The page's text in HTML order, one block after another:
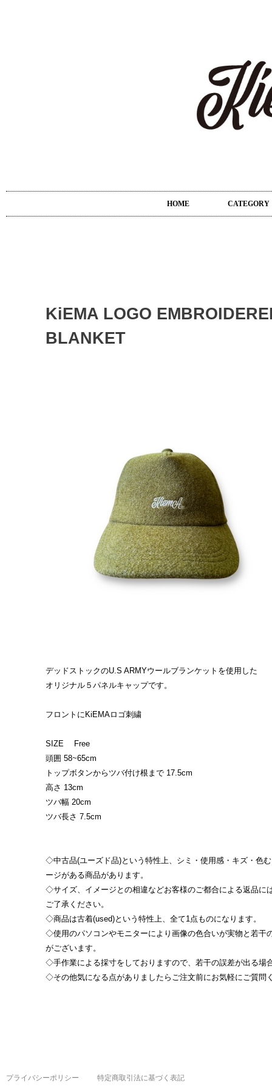
HOME CATEGORY
KiEMA LOGO
BLANKET
デッドストックのU.S ARMYウールブランケットを使用した
オリジナル５パネルキャップです。
フロントにKiEMAロゴ刺繍
SIZE Free
頭囲 58~65cm
トップボタンからツバ付け根まで 17.5cm
高さ 13cm
ツバ幅 20cm
ツバ長さ 7.5cm
◇中古品(ユーズド品)という特性上、シミ・使用感・キズ・色
ージがある商品があります。
◇サイズ、イメージとの相違などお客様のご都合による返品に
ご了承ください。
◇商品は古着(used)という特性上、全て1点ものになります。
◇使用のパソコンやモニターにより画像の色合いが実物と若干
がございます。
◇手作業による採寸をしておりますので、若干の誤差が出る場
◇その他気になる点がありましたらご注文前にお気軽にご質問
プライバシーポリシー 特定商取引法に基づく表記